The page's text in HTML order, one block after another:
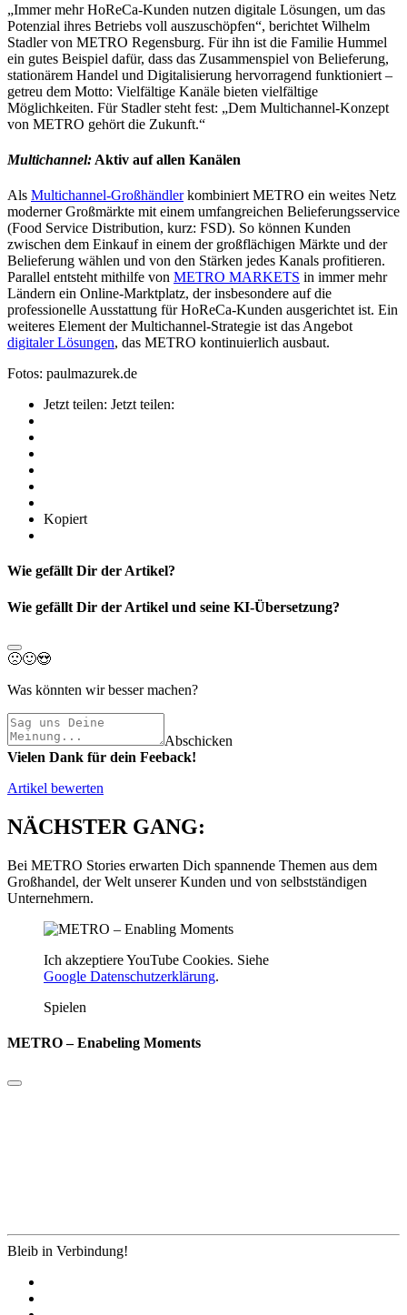
„Immer mehr HoReCa-Kunden nutzen digitale Lösungen, um das
Potenzial ihres Betriebs voll auszuschöpfen“, berichtet Wilhelm
Stadler von METRO Regensburg. Für ihn ist die Familie Hummel
ein gutes Beispiel dafür, dass das Zusammenspiel von Belieferung,
stationärem Handel und Digitalisierung hervorragend funktioniert –
getreu dem Motto: Vielfältige Kanäle bieten vielfältige
Möglichkeiten. Für Stadler steht fest: „Dem Multichannel-Konzept
von METRO gehört die Zukunft.“
Multichannel: Aktiv auf allen Kanälen
Als Multichannel-Großhändlerkombiniert METRO ein weites Netz
moderner Großmärkte mit einem umfangreichen Belieferungsservice
(Food Service Distribution, kurz: FSD). So können Kunden
zwischen dem Einkauf in einem der großflächigen Märkte und der
Belieferung wählen und von den Stärken jedes Kanals profitieren.
Parallel entsteht mithilfe von METRO MARKETS in immer mehr
Ländern ein Online-Marktplatz, der insbesondere auf die
professionelle Ausstattung für HoReCa-Kunden ausgerichtet ist. Ein
weiteres Element der Multichannel-Strategie ist das Angebot
digitaler Lösungen, das METRO kontinuierlich ausbaut.
Fotos: paulmazurek.de
Jetzt teilen: Jetzt teilen:
Kopiert
Wie gefällt Dir der Artikel?
Wie gefällt Dir der Artikel und seine KI-Übersetzung?
🙁🙂😍
Was könnten wir besser machen?
Abschicken
Vielen Dank für dein Feeback!
Artikel bewerten
NÄCHSTER GANG:
Bei METRO Stories erwarten Dich spannende Themen aus dem
Großhandel, der Welt unserer Kunden und von selbstständigen
Unternehmern.
Ich akzeptiere YouTube Cookies. Siehe
Google Datenschutzerklärung.
Spielen
METRO – Enabeling Moments
Bleib in Verbindung!